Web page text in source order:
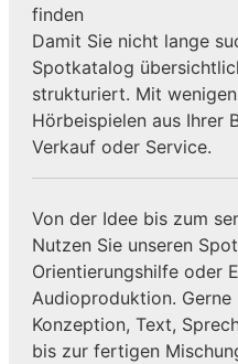
finden
Damit Sie nicht lange
Spotkatalog
strukturiert. Mit
Hörbeispielen aus Ihrer
Verkauf oder Service.
Von der Idee bis zum
Nutzen Sie unseren
Orientierungshilfe oder
Audioproduktion.
Konzeption, Text,
bis zur fertigen